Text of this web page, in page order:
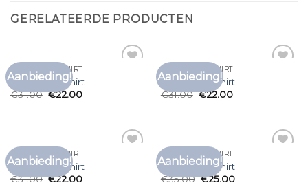
GERELATEERDE PRODUCTEN
Aanbieding!
KATOENEN T SHIRT
katoenen t shirt
€31.00 €22.00
Aanbieding!
KATOENEN T SHIRT
katoenen t shirt
€31.00 €22.00
Aanbieding!
KATOENEN T SHIRT
katoenen t shirt
€31.00 €22.00
Aanbieding!
KATOENEN T SHIRT
katoenen t shirt
€35.00 €25.00